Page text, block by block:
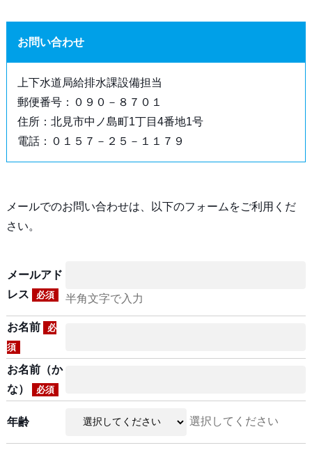
お問い合わせ
上下水道局給排水課設備担当
郵便番号：０９０－８７０１
住所：北見市中ノ島町1丁目4番地1号
電話：０１５７－２５－１１７９
メールでのお問い合わせは、以下のフォームをご利用くだ
さい。
メールアド
レス
必須 半角文字で入力
お名前
必
須
お名前（か
な）
必須
年齢 選択してください